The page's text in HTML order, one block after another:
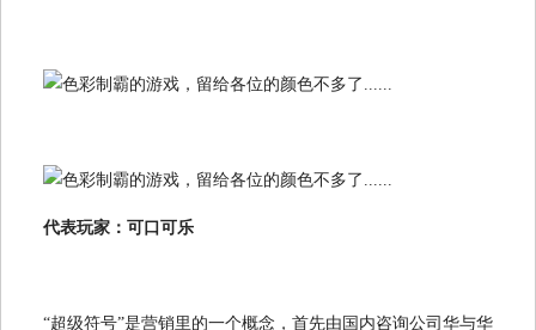
代表玩家：可口可乐
“超级符号”是营销里的一个概念，首先由国内咨询公司华与华